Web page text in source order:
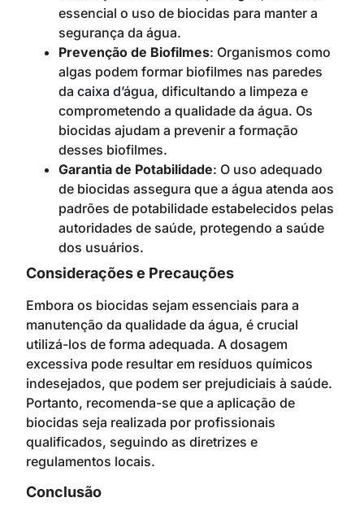
essencial o uso de biocidas para manter a
segurança da água.
Prevenção de Biofilmes: Organismos como
algas podem formar biofilmes nas paredes
da caixa d’água, dificultando a limpeza e
comprometendo a qualidade da água. Os
biocidas ajudam a prevenir a formação
desses biofilmes.
Garantia de Potabilidade: O uso adequado
de biocidas assegura que a água atenda aos
padrões de potabilidade estabelecidos pelas
autoridades de saúde, protegendo a saúde
dos usuários.
Considerações e Precauções
Embora os biocidas sejam essenciais para a
manutenção da qualidade da água, é crucial
utilizá-los de forma adequada. A dosagem
excessiva pode resultar em resíduos químicos
indesejados, que podem ser prejudiciais à saúde.
Portanto, recomenda-se que a aplicação de
biocidas seja realizada por profissionais
qualificados, seguindo as diretrizes e
regulamentos locais.
Conclusão